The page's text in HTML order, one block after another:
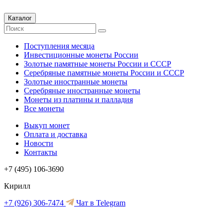
Каталог
Поступления месяца
Инвестиционные монеты России
Золотые памятные монеты России и СССР
Серебряные памятные монеты России и СССР
Золотые иностранные монеты
Серебряные иностранные монеты
Монеты из платины и палладия
Все монеты
Выкуп монет
Оплата и доставка
Новости
Контакты
+7 (495) 106-3690
Кирилл
+7 (926) 306-7474
Чат в Telegram